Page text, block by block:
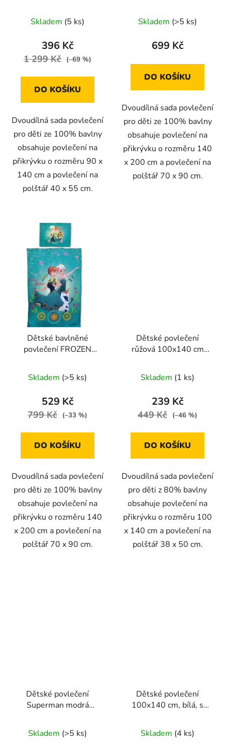
Skladem (5 ks)
396 Kč
1 299 Kč (–69 %)
DO KOŠÍKU
Dvoudílná sada povlečení
pro děti ze 100% bavlny
obsahuje povlečení na
přikrývku o rozměru 90 x
140 cm a povlečení na
polštář 40 x 55 cm.
+70x90cm
Skladem (>5 ks)
699 Kč
DO KOŠÍKU
Dvoudílná sada povlečení
pro děti ze 100% bavlny
obsahuje povlečení na
přikrývku o rozměru 140
x 200 cm a povlečení na
polštář 70 x 90 cm.
Dětské bavlněné
povlečení FROZEN
Království140x200
70x90
Skladem (>5 ks)
529 Kč
799 Kč (–33 %)
DO KOŠÍKU
Dvoudílná sada povlečení
pro děti ze 100% bavlny
obsahuje povlečení na
přikrývku o rozměru 140
x 200 cm a povlečení na
polštář 70 x 90 cm.
Dětské povlečení
růžová 100x140 cm
Skladem (1 ks)
239 Kč
449 Kč (–46 %)
DO KOŠÍKU
Dvoudílná sada povlečení
pro děti z 80% bavlny
obsahuje povlečení na
přikrývku o rozměru 100
x 140 cm a povlečení na
polštář 38 x 50 cm.
Dětské povlečení
Superman modrá
postel
Skladem (>5 ks)
Dětské povlečení
100x140 cm, bílá, s
Skladem (4 ks)